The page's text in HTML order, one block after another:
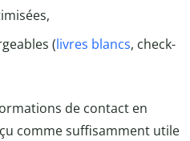
(livres blancs, check-
de contact en
comme suffisamment utile